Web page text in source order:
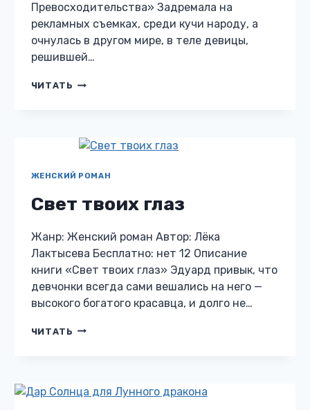
Превосходительства» Задремала на
рекламных съемках, среди кучи народу, а
очнулась в другом мире, в теле девицы,
решившей…
ЧИТАТЬ ИНТЕНДАНТ
ЖЕНСКИЙ РОМАН
Свет твоих глаз
Жанр: Женский роман Автор: Лёка
Лактысева Бесплатно: нет 12 Описание
книги «Свет твоих глаз» Эдуард привык, что
девчонки всегда сами вешались на него —
высокого богатого красавца, и долго не…
ЧИТАТЬ СВЕТ